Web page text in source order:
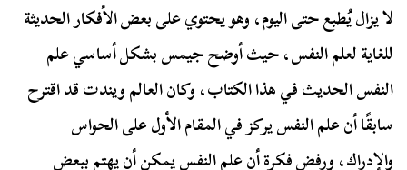
لا يزال يُطبع حتى اليوم، وهو يحتوي على بعض الأفكار الحديثة
للغاية لعلم النفس، حيث أوضح جيمس بشكل أساسي علم
النفس الحديث في هذا الكتاب، وكان العالم ويندت قد اقترح
سابقًا أن علم النفس يركز في المقام الأول على الحواس
والإدراك، ورفض فكرة أن علم النفس يمكن أن يهتم ببعض